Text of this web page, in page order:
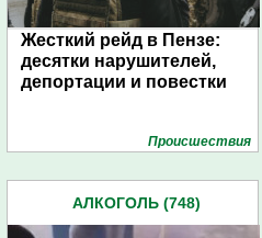
Жесткий рейд в Пензе:
десятки нарушителей,
депортации и повестки
Проиcшествия
АЛКОГОЛЬ (748)